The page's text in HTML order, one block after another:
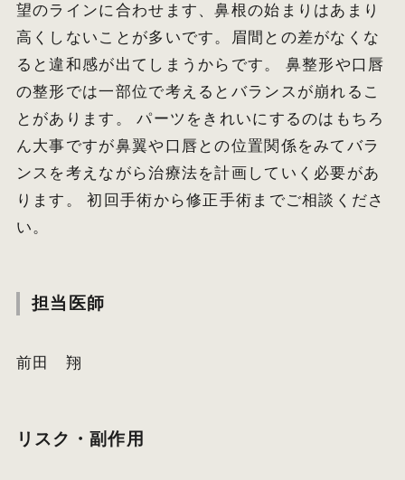
望のラインに合わせます、鼻根の始まりはあまり
高くしないことが多いです。眉間との差がなくな
ると違和感が出てしまうからです。 鼻整形や口唇
の整形では一部位で考えるとバランスが崩れるこ
とがあります。 パーツをきれいにするのはもちろ
ん大事ですが鼻翼や口唇との位置関係をみてバラ
ンスを考えながら治療法を計画していく必要があ
ります。 初回手術から修正手術までご相談くださ
い。
担当医師
前田 翔
リスク・副作用